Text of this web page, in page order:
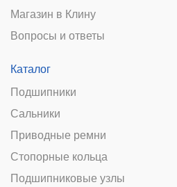
Магазин в Клину
Вопросы и ответы
Каталог
Подшипники
Сальники
Приводные ремни
Стопорные кольца
Подшипниковые узлы